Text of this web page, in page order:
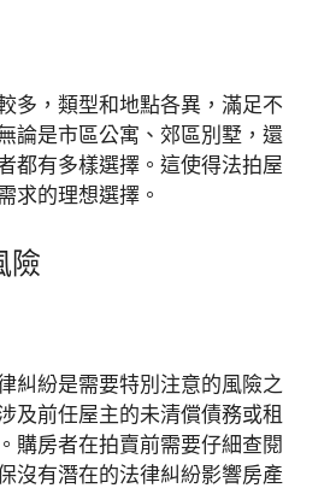
多，類型和地點各異，滿足不
論是市區公寓、郊區別墅，還
都有多樣選擇。這使得法拍屋
求的理想選擇。
險
糾紛是需要特別注意的風險之
及前任屋主的未清償債務或租
購房者在拍賣前需要仔細查閱
沒有潛在的法律糾紛影響房產